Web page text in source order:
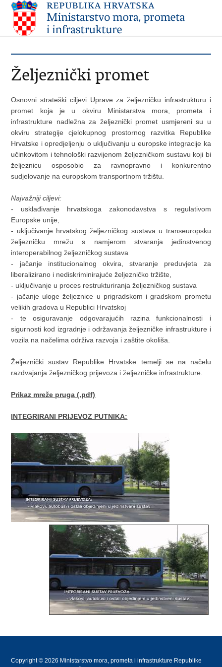
Željeznički promet
Osnovni strateški ciljevi Uprave za željezničku infrastrukturu i
promet koja je u okviru Ministarstva mora, prometa i
infrastrukture nadležna za željeznički promet usmjereni su u
okviru strategije cjelokupnog prostornog razvitka Republike
Hrvatske i opredjeljenju o uključivanju u europske integracije ka
učinkovitom i tehnološki razvijenom željezničkom sustavu koji bi
željeznicu osposobio za ravnopravno i konkurentno
sudjelovanje na europskom transportnom tržištu.
Najvažniji ciljevi:
- usklađivanje hrvatskoga zakonodavstva s regulativom
Europske unije,
- uključivanje hrvatskog željezničkog sustava u transeuropsku
željezničku mrežu s namjerom stvaranja jedinstvenog
interoperabilnog željezničkog sustava
- jačanje institucionalnog okvira, stvaranje preduvjeta za
liberalizirano i nediskriminirajuće željezničko tržište,
- uključivanje u proces restrukturiranja željezničkog sustava
- jačanje uloge željeznice u prigradskom i gradskom prometu
velikih gradova u Republici Hrvatskoj
- te osiguravanje odgovarajućih razina funkcionalnosti i
sigurnosti kod izgradnje i održavanja željezničke infrastrukture i
vozila na načelima održiva razvoja i zaštite okoliša.
Željeznički sustav Republike Hrvatske temelji se na načelu
razdvajanja željezničkog prijevoza i željezničke infrastrukture.
Prikaz mreže pruga (.pdf)
INTEGRIRANI PRIJEVOZ PUTNIKA:
Copyright © 2026 Ministarstvo mora, prometa i infrastrukture Republike